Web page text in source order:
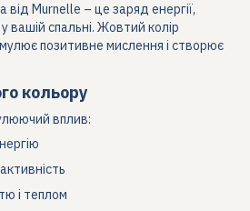
від Murnelle – це заряд енергії,
вашій спальні. Жовтий колір
позитивне мислення і створює
кольору
вплив:
і теплом